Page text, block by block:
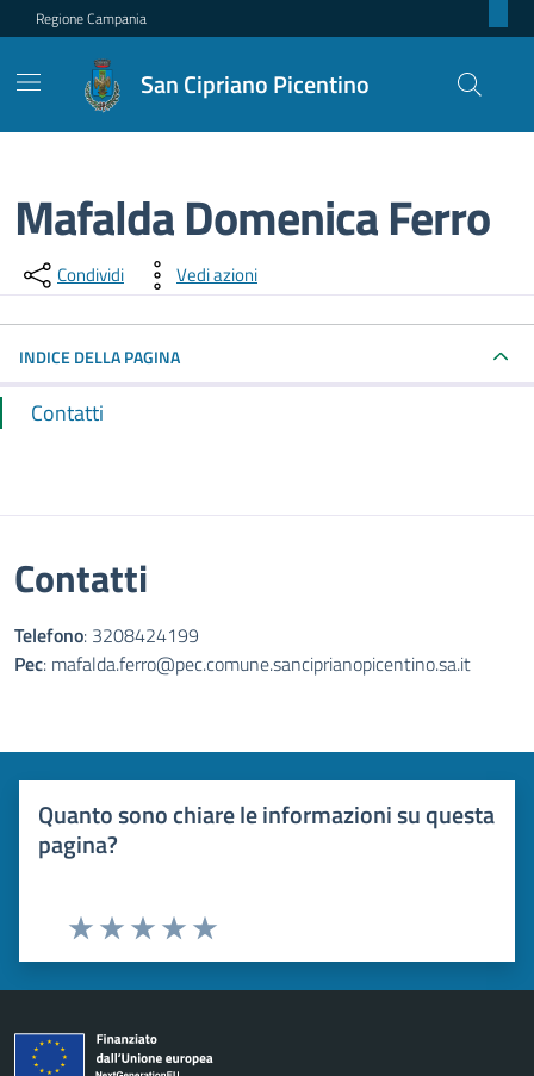
Regione Campania
San Cipriano Picentino
Mafalda Domenica Ferro
Dettagli del punto di contatto
Condividi Vedi azioni
INDICE DELLA PAGINA
Contatti
Contatti
Telefono: 3208424199
Pec: mafalda.ferro@pec.comune.sanciprianopicentino.sa.it
Quanto sono chiare le informazioni su questa
pagina?
Valuta 5 stelle su 5
Valuta 4 stelle su 5
Valuta 3 stelle su 5
Valuta 2 stelle su 5
Valuta 1 stelle su 5